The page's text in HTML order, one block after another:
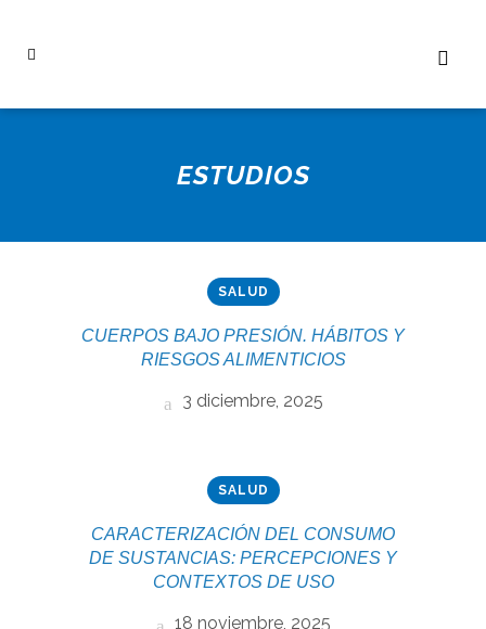
ESTUDIOS
SALUD
CUERPOS BAJO PRESIÓN. HÁBITOS Y
RIESGOS ALIMENTICIOS
3 diciembre, 2025
SALUD
CARACTERIZACIÓN DEL CONSUMO
DE SUSTANCIAS: PERCEPCIONES Y
CONTEXTOS DE USO
18 noviembre, 2025